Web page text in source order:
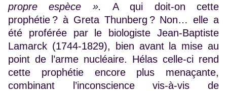
propre espèce ».
A qui doit-on cette
prophétie ? à Greta Thunberg ? Non… elle a
été proférée par le biologiste Jean-Baptiste
Lamarck (1744-1829), bien avant la mise au
point de l’arme nucléaire. Hélas celle-ci rend
cette prophétie encore plus menaçante,
combinant l’inconscience vis-à-vis de